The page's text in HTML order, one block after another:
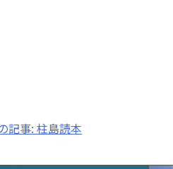
記事: 柱島読本